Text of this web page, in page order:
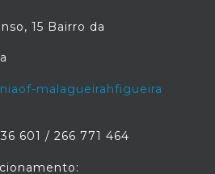
15 Bairro da
malagueirahfigueira
601 / 266 771 464